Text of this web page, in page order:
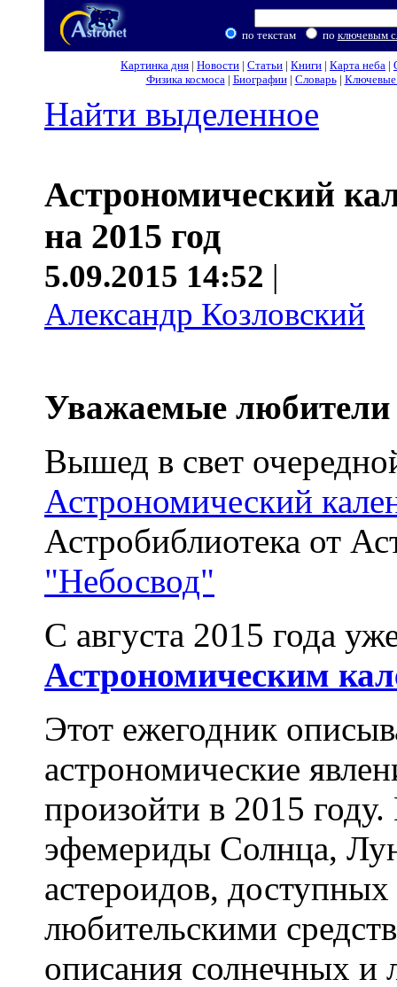
по текстам по ключевым
Картинка дня | Новости | Статьи | Книги | Карта неба |
Физика космоса| Биографии| Словарь| Ключевые
Найти выделенное
Астрономический
на 2015 год
5.09.2015 14:52 |
Александр Козловский
Уважаемые любители
Вышед в свет
Астрономический
Астробиблиотека от
"Небосвод"
С августа 2015 года
Астрономическим
Этот ежегодник
астрономические
произойти в 2015
эфемериды Солнца,
астероидов,
любительскими
описания солнечных и